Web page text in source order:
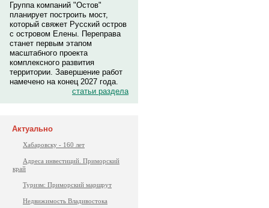
Группа компаний "Остов"
планирует построить мост,
который свяжет Русский остров
с островом Елены. Переправа
станет первым этапом
масштабного проекта
комплексного развития
территории. Завершение работ
намечено на конец 2027 года.
статьи раздела
Актуально
Хабаровску - 160 лет
Адреса инвестиций. Приморский
край
Туризм: Приморский маршрут
Недвижимость Владивостока